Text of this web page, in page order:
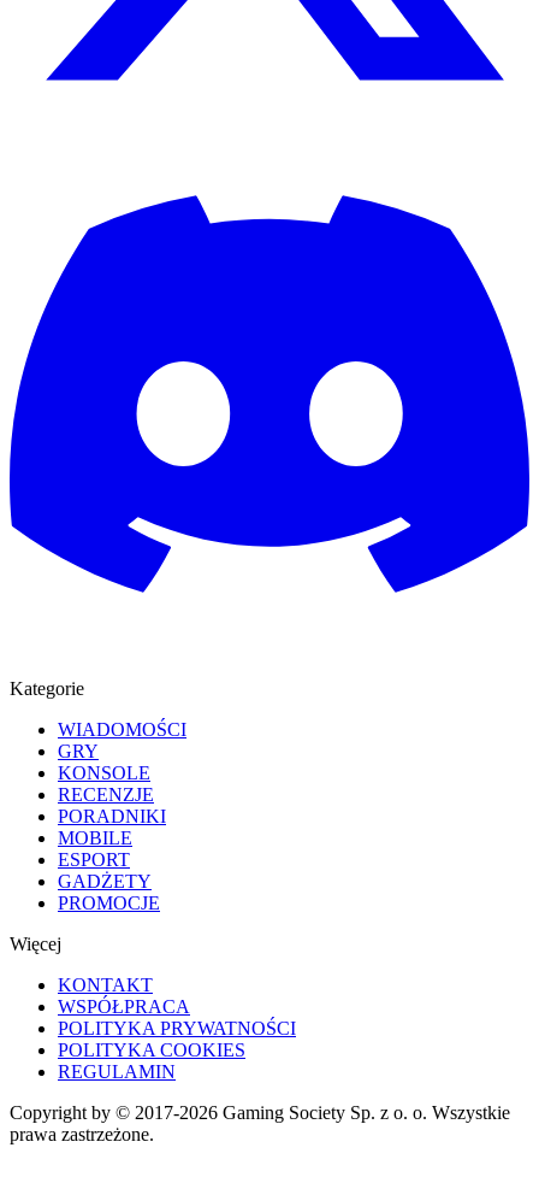
Kategorie
WIADOMOŚCI
GRY
KONSOLE
RECENZJE
PORADNIKI
MOBILE
ESPORT
GADŻETY
PROMOCJE
Więcej
KONTAKT
WSPÓŁPRACA
POLITYKA PRYWATNOŚCI
POLITYKA COOKIES
REGULAMIN
Copyright by © 2017-2026 Gaming Society Sp. z o. o. Wszystkie
prawa zastrzeżone.